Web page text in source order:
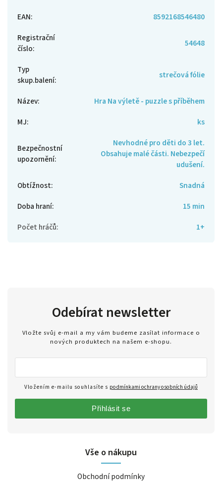
EAN:
8592168546480
Registrační
číslo: 54648
Typ
skup.balení: strečová fólie
Název:
Hra Na výletě - puzzle s příběhem
MJ: ks
Bezpečnostní
upozornění:
Nevhodné pro děti do 3 let.
Obsahuje malé části. Nebezpečí
udušení.
Obtížnost:
Snadná
Doba hraní:
15 min
Počet hráčů: 1+
Vše o nákupu
Obchodní podmínky
Odebírat newsletter
Vložte svůj e-mail a my vám budeme zasílat informace o
nových produktech na našem e-shopu.
Vložením e-mailu souhlasíte s podmínkami ochrany osobních údajů
Přihlásit se